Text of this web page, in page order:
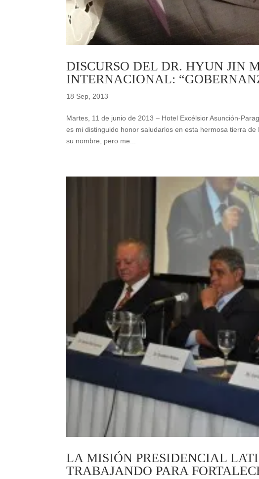
DISCURSO DEL DR. HYUN JIN
INTERNACIONAL:
18 Sep, 2013
Martes, 11 de junio de 2013 – Hotel Excélsior Asunción-
es mi distinguido honor saludarlos en esta hermosa tierra
su nombre, pero me...
LA MISIÓN PRESIDENCIAL
TRABAJANDO PARA